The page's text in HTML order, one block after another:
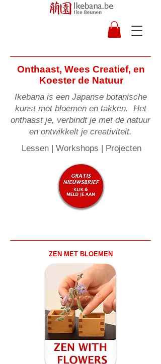
Onthaast, Wees Creatief, en
Koester de Natuur
Ikebana is een Japanse botanische
kunst met bloemen en takken. Het
onthaast je, verbindt je met de natuur
en ontwikkelt je creativiteit.
Lessen | Workshops | Projecten
ZEN MET BLOEMEN